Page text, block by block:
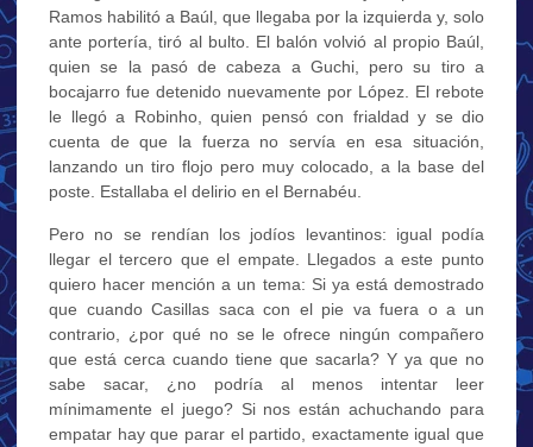
Ramos habilitó a Baúl, que llegaba por la izquierda y, solo
ante portería, tiró al bulto. El balón volvió al propio Baúl,
quien se la pasó de cabeza a Guchi, pero su tiro a
bocajarro fue detenido nuevamente por López. El rebote
le llegó a Robinho, quien pensó con frialdad y se dio
cuenta de que la fuerza no servía en esa situación,
lanzando un tiro flojo pero muy colocado, a la base del
poste. Estallaba el delirio en el Bernabéu.
Pero no se rendían los jodíos levantinos: igual podía
llegar el tercero que el empate. Llegados a este punto
quiero hacer mención a un tema: Si ya está demostrado
que cuando Casillas saca con el pie va fuera o a un
contrario, ¿por qué no se le ofrece ningún compañero
que está cerca cuando tiene que sacarla? Y ya que no
sabe sacar, ¿no podría al menos intentar leer
mínimamente el juego? Si nos están achuchando para
empatar hay que parar el partido, exactamente igual que